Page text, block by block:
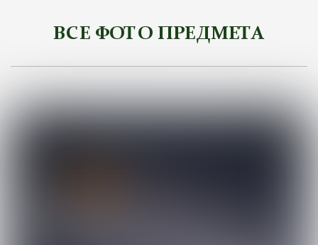
ВСЕ ФОТО ПРЕДМЕТА